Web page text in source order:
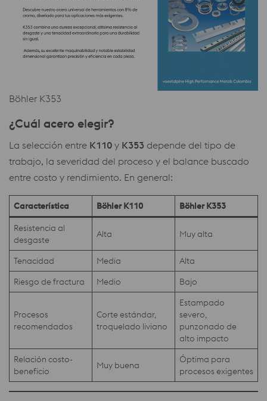
Böhler K353
¿Cuál acero elegir?
La selección entre K110 y K353 depende del tipo de
trabajo, la severidad del proceso y el balance buscado
entre costo y rendimiento. En general:
Característica Böhler K110 Böhler K353
Resistencia al
desgaste
Alta Muy alta
Tenacidad Media
Alta
Riesgo de fractura
Medio Bajo
Procesos
recomendados
Corte estándar,
troquelado liviano
Estampado
severo,
punzonado de
alto impacto
Relación costo-
beneficio
Muy buena
Óptima para
procesos exigentes